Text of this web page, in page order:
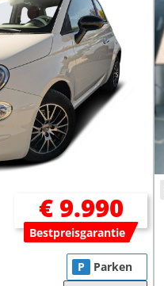
€ 9.990
Bestpreisgarantie
P Parken